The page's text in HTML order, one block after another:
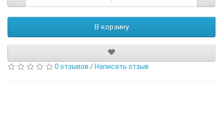
В корзину
0 отзывов / Написать отзыв